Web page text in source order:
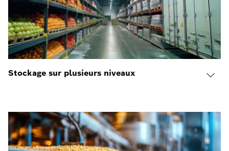
Stockage sur plusieurs niveaux